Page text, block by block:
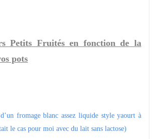
Petits Fruités en fonction de la
pots
fromage blanc assez liquide style yaourt à
le cas pour moi avec du lait sans lactose)